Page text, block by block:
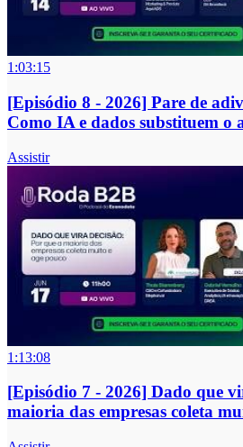
1:03:15
[Episódio 8 - 2026] Pare de
Como IA e dados substituem o
Assistir
1:13:08
[Episódio 7 - 2026] Dado que
maioria das empresas coleta